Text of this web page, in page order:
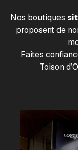
Nos boutiques
proposent de
Faites
Toison